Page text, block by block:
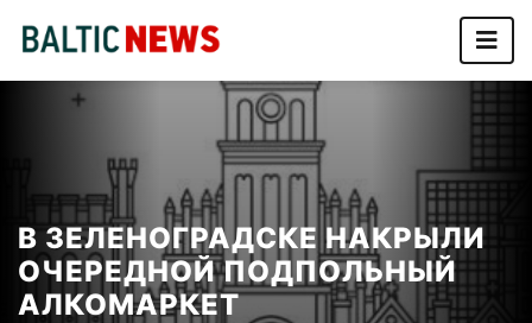
В ЗЕЛЕНОГРАДСКЕ НАКРЫЛИ
ОЧЕРЕДНОЙ ПОДПОЛЬНЫЙ
АЛКОМАРКЕТ